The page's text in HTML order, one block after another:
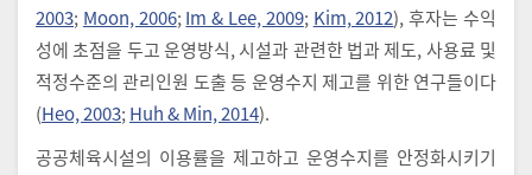
2003; Moon, 2006;Im & Lee, 2009; Kim, 2012), 후자는 수익
성에 초점을 두고 운영방식, 시설과 관련한 법과 제도, 사용료 및
적정수준의 관리인원 도출 등 운영수지 제고를 위한 연구들이다
(Heo, 2003;Huh & Min, 2014).
공공체육시설의 이용률을 제고하고 운영수지를 안정화시키기